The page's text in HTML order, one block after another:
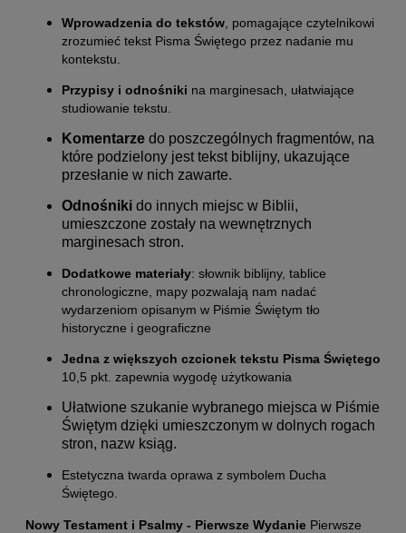
Wprowadzenia do tekstów , pomagające czytelnikowi
zrozumieć tekst Pisma Świętego przez nadanie mu
kontekstu.
Przypisy i odnośniki na marginesach, ułatwiające
studiowanie tekstu.
Komentarze do poszczególnych fragmentów, na
które podzielony jest tekst biblijny, ukazujące
przesłanie w nich zawarte.
Odnośniki do innych miejsc w Biblii,
umieszczone zostały na wewnętrznych
marginesach stron.
Dodatkowe materiały: słownik biblijny, tablice
chronologiczne, mapy pozwalają nam nadać
wydarzeniom opisanym w Piśmie Świętym tło
historyczne i geograficzne
Jedna z większych czcionek tekstu Pisma Świętego
10,5 pkt. zapewnia wygodę użytkowania
Ułatwione szukanie wybranego miejsca w Piśmie
Świętym dzięki umieszczonym w dolnych rogach
stron, nazw ksiąg.
Estetyczna twarda oprawa z symbolem Ducha
Świętego.
Nowy Testament i Psalmy - Pierwsze Wydanie Pierwsze